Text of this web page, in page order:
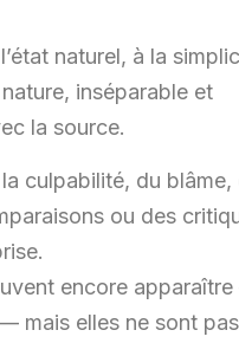
naturel, à la
inséparable et
la source.
culpabilité, du blâme,
ou des
encore
mais elles ne sont pas